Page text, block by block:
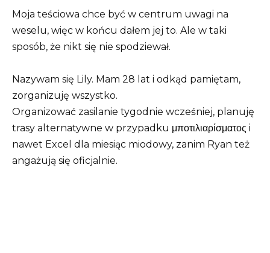
Moja teściowa chce być w centrum uwagi na
weselu, więc w końcu dałem jej to. Ale w taki
sposób, że nikt się nie spodziewał.
Nazywam się Lily. Mam 28 lat i odkąd pamiętam,
zorganizuję wszystko.
Organizować zasilanie tygodnie wcześniej, planuję
trasy alternatywne w przypadku μποτιλιαρίσματος i
nawet Excel dla miesiąc miodowy, zanim Ryan też
angażują się oficjalnie.